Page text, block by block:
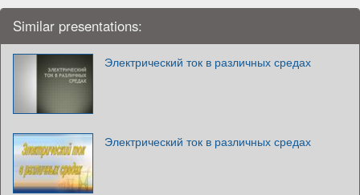
Similar presentations:
Электрический ток в различных средах
Электрический ток в различных средах